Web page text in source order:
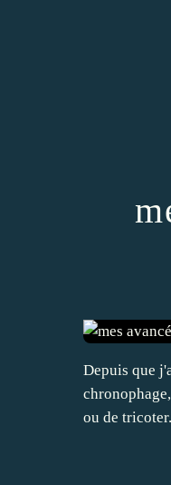
Depuis que
ou de